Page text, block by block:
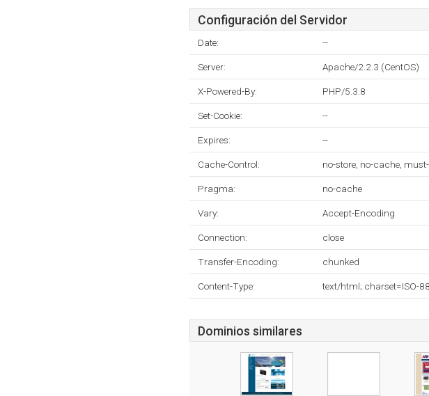
Configuración del Servidor
Date: --
Server: Apache/2.2.3 (CentOS)
X-Powered-By: PHP/5.3.8
Set-Cookie: --
Expires: --
Cache-Control: no-store, no-cache,
Pragma: no-cache
Vary: Accept-Encoding
Connection: close
Transfer-Encoding: chunked
Content-Type: text/html; charset=ISO-
Dominios similares